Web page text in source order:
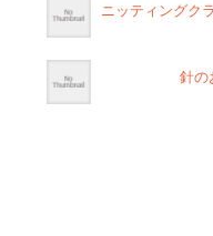
ニッティングク
針の